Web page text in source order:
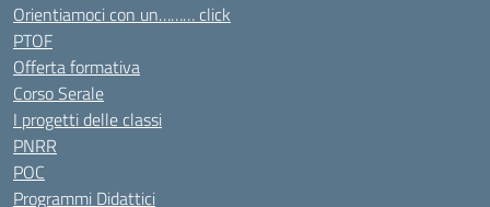
Orientiamoci con un……… click
PTOF
Offerta formativa
Corso Serale
I progetti delle classi
PNRR
POC
Programmi Didattici